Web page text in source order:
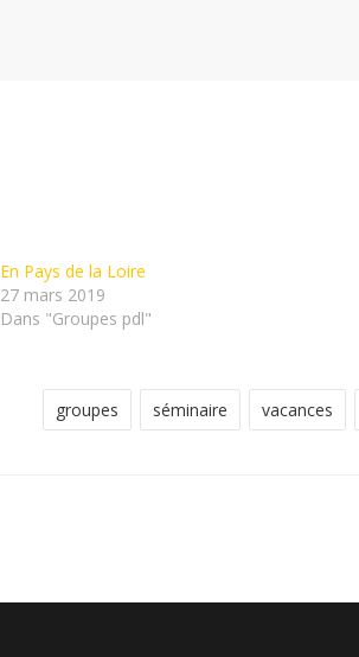
En Pays de la Loire
27 mars 2019
Dans "Groupes pdl"
groupes séminaire vacances